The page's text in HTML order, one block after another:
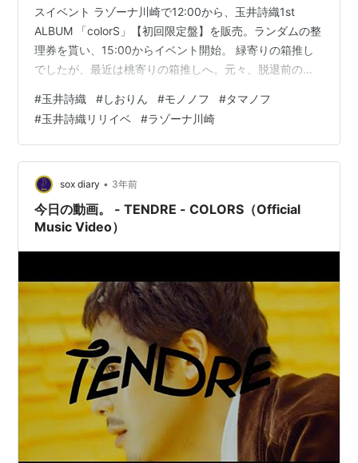
スイベント ラゾーナ川崎で12:00から、玉井詩織1st
ALBUM 「colorS」【初回限定盤】を販売。ランダムの整
理券を貰い、15:00からイベント開始。 緑寄りの箱推し
でしたが、最近は桃寄りの箱推しへ。元々、脱退前の緑
た。赤ソロは買うかもしれないけど、黄紫は買わないか
なぁ、と。もちろん黄紫が嫌いなわけではなく、歌唱力
がごにょごにょと思ってたりして。実際、その後は緑桃
のBDしか買ってません。なのに何故？ 前回のファンクラ
ブイベントがきっかけです。テンションが上がって！っ
てわ…
#玉井詩織 #しおりん #モノノフ #タマノフ
#玉井詩織リリイベ #ラゾーナ川崎
sox diary • 3年前
今日の動画。 - TENDRE - COLORS（Official
Music Video）